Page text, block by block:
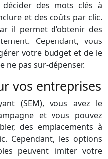
des mots clés à
et des coûts par clic.
il permet d’obtenir des
Cependant, vous
votre budget et de le
ne pas sur-dépenser.
vos entreprises
(SEM), vous avez le
et vous pouvez
des emplacements à
Cependant, les options
peuvent limiter votre